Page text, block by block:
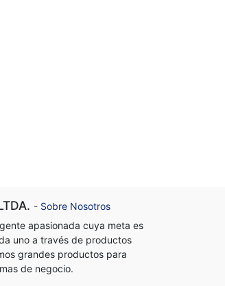
- Sobre Nosotros
apasionada cuya meta es
uno a través de productos
grandes productos para
de negocio.